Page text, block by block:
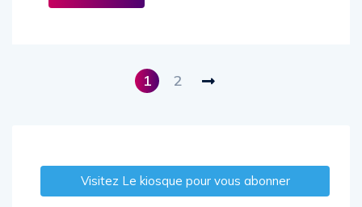
1 2
Visitez Le kiosque pour vous abonner